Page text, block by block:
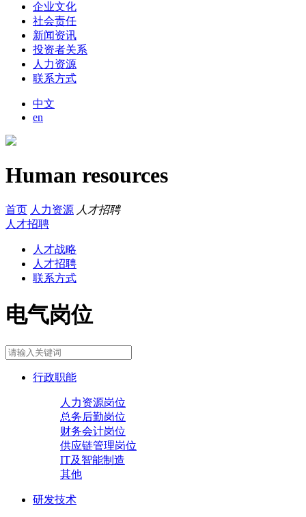
企业文化
社会责任
新闻资讯
投资者关系
人力资源
联系方式
中文
en
Human resources
首页 人力资源 人才招聘
人才招聘
人才战略
人才招聘
联系方式
电气岗位
行政职能
人力资源岗位
总务后勤岗位
财务会计岗位
供应链管理岗位
IT及智能制造
其他
研发技术